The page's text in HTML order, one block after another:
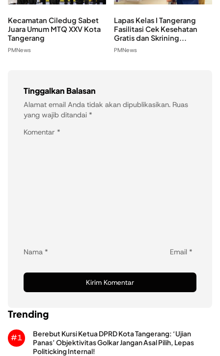
Kecamatan Ciledug Sabet
Juara Umum MTQ XXV Kota
Tangerang
PMNews
Lapas Kelas I Tangerang
Fasilitasi Cek Kesehatan
Gratis dan Skrining...
PMNews
Tinggalkan Balasan
Alamat email Anda tidak akan dipublikasikan. Ruas
yang wajib ditandai *
Komentar *
Nama * Email *
Trending
#1
Berebut Kursi Ketua DPRD Kota Tangerang: ‘Ujian
Panas’ Objektivitas Golkar Jangan Asal Pilih, Lepas
Politicking Internal!